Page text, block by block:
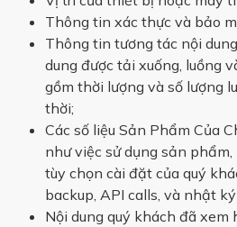
Thông tin xác thực và bảo
Thông tin tương tác nội
dung được tải xuống, luồng
gồm thời lượng và số lượng
thời;
Các số liệu Sản Phẩm Của
như việc sử dụng sản
tùy chọn cài đặt của quý
backup, API calls, và nhật
Nội dung quý khách đã